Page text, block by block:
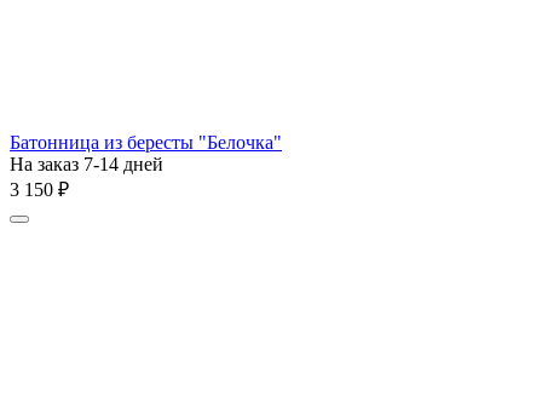
Батонница из бересты "Белочка"
На заказ 7-14 дней
3 150 ₽